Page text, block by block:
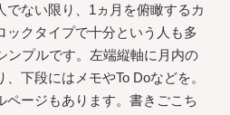
でない限り、1ヵ月を俯瞰するカ
ックタイプで十分という人も多
ンプルです。左端縦軸に月内の
下段にはメモやTo Doなどを。
ページもあります。書きごこち